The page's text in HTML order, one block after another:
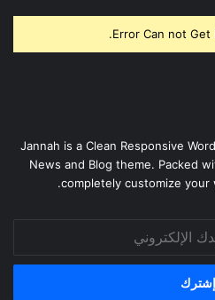
Error Can not
Jannah is a Clean Responsive
News and Blog theme. Packed
completely customize your